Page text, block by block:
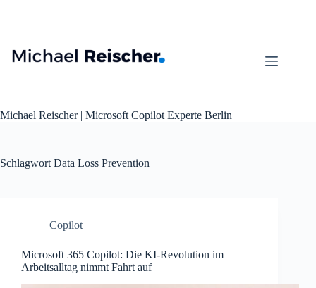
Michael Reischer | Microsoft Copilot Experte Berlin
Schlagwort Data Loss Prevention
Copilot
Microsoft 365 Copilot: Die KI-Revolution im
Arbeitsalltag nimmt Fahrt auf